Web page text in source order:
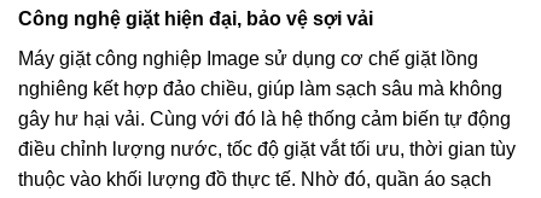
Công nghệ giặt hiện đại, bảo vệ sợi vải
Máy giặt công nghiệp Image sử dụng cơ chế giặt lồng
nghiêng kết hợp đảo chiều, giúp làm sạch sâu mà không
gây hư hại vải. Cùng với đó là hệ thống cảm biến tự động
điều chỉnh lượng nước, tốc độ giặt vắt tối ưu, thời gian tùy
thuộc vào khối lượng đồ thực tế. Nhờ đó, quần áo sạch